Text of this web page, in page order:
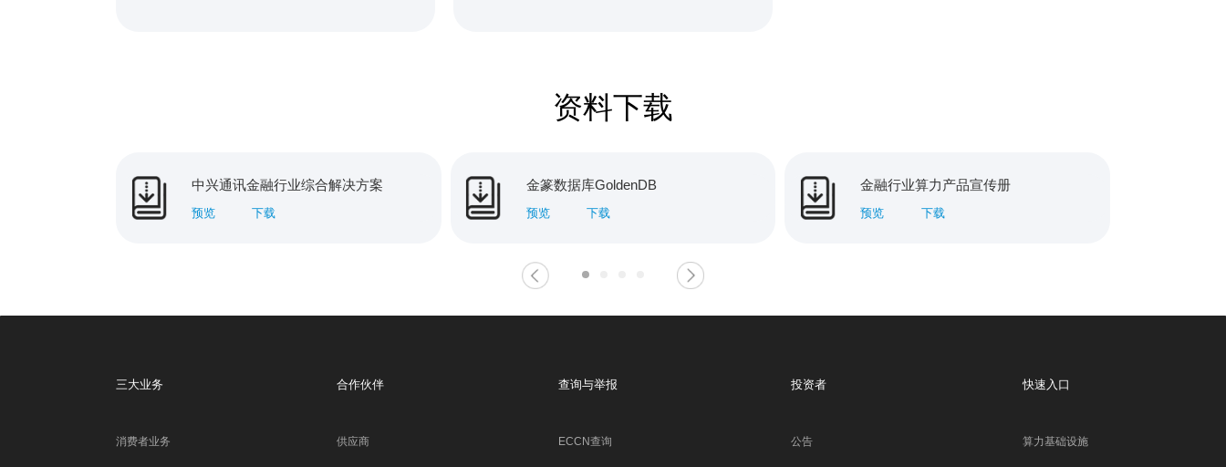
资料下载
中兴通讯金融行业综合解决方案
预览 下载
金篆数据库GoldenDB
预览 下载
金融行业算力产品宣传册
预览 下载
三大业务
消费者业务
合作伙伴
供应商
查询与举报
ECCN查询
投资者
公告
快速入口
算力基础设施